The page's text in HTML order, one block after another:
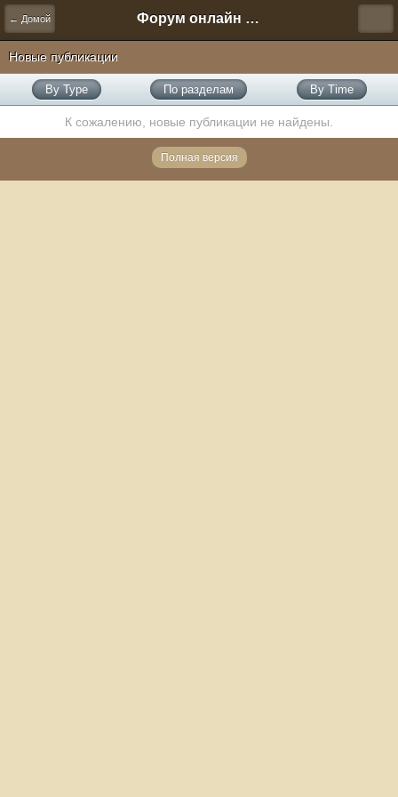
← Домой Форум онлайн игры "Новая Эра" (Нюра Биз)
Новые публикации
By Type По разделам By Time
К сожалению, новые публикации не найдены.
Полная версия